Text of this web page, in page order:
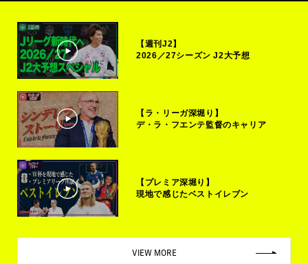
【週刊J2】
2026／27シーズン J2大予想
【ラ・リーガ深堀り】
デ・ラ・フエンテ監督のキャリア
【プレミア深堀り】
現地で感じたベストイレブン
VIEW MORE